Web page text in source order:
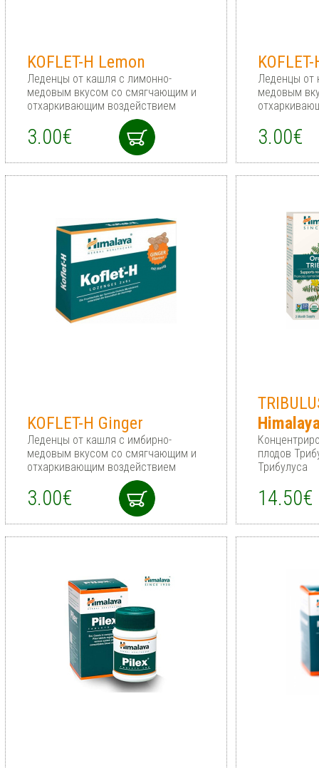
KOFLET-H Lemon
Леденцы от кашля с лимонно-
медовым вкусом со смягчающим и
отхаркивающим воздействием
3.00€
Леденцы от
медовым
3.00€
KOFLET-H Ginger
Леденцы от кашля с имбирно-
медовым вкусом со смягчающим и
отхаркивающим воздействием
3.00€
плодов
Трибулуса
14.50€